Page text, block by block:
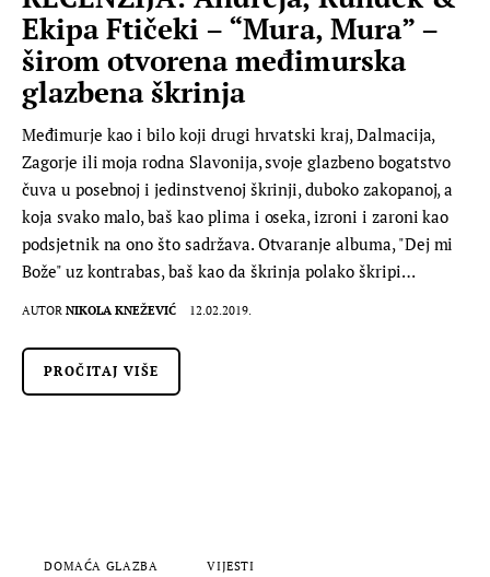
Ekipa Ftičeki – “Mura, Mura” –
širom otvorena međimurska
glazbena škrinja
Međimurje kao i bilo koji drugi hrvatski kraj, Dalmacija,
Zagorje ili moja rodna Slavonija, svoje glazbeno bogatstvo
čuva u posebnoj i jedinstvenoj škrinji, duboko zakopanoj, a
koja svako malo, baš kao plima i oseka, izroni i zaroni kao
podsjetnik na ono što sadržava. Otvaranje albuma, "Dej mi
Bože" uz kontrabas, baš kao da škrinja polako škripi…
AUTOR NIKOLA KNEŽEVIĆ 12.02.2019.
PROČITAJ VIŠE
DOMAĆA GLAZBA VIJESTI